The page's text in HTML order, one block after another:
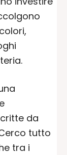
da
tutto
tra i